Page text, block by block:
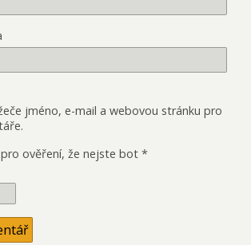
jméno, e-mail a webovou stránku pro
ověření, že nejste bot *